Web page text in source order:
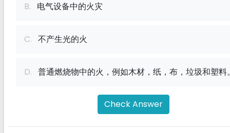
B. 电气设备中的火灾
C. 不产生光的火
D. 普通燃烧物中的火，例如木材，纸，布，垃圾和塑料
Check Answer